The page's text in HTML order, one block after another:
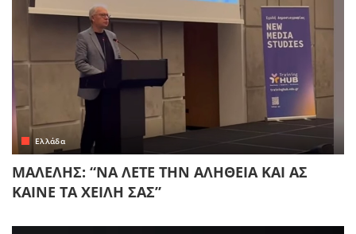
Ελλάδα
ΜΑΛΕΛΗΣ: “ΝΑ ΛΕΤΕ ΤΗΝ ΑΛΗΘΕΙΑ ΚΑΙ ΑΣ
ΚΑΙΝΕ ΤΑ ΧΕΙΛΗ ΣΑΣ”